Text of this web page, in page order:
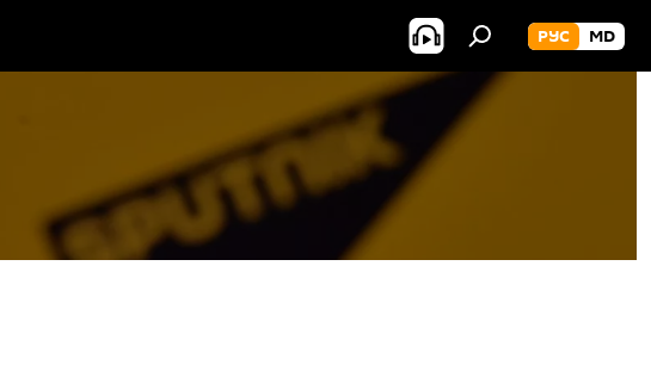
РУС MD